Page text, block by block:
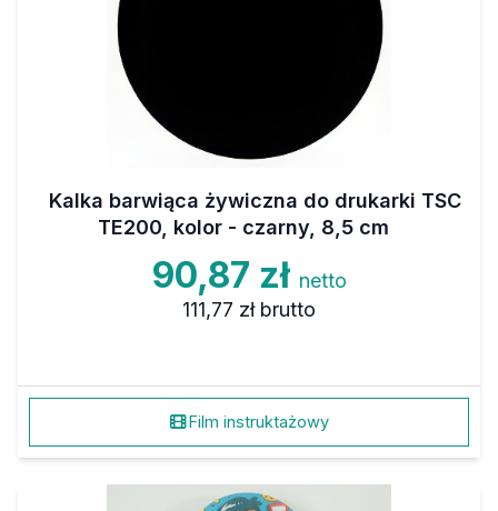
Kalka barwiąca żywiczna do drukarki TSC
TE200, kolor - czarny, 8,5 cm
90,87 zł netto
111,77 zł brutto
Film instruktażowy